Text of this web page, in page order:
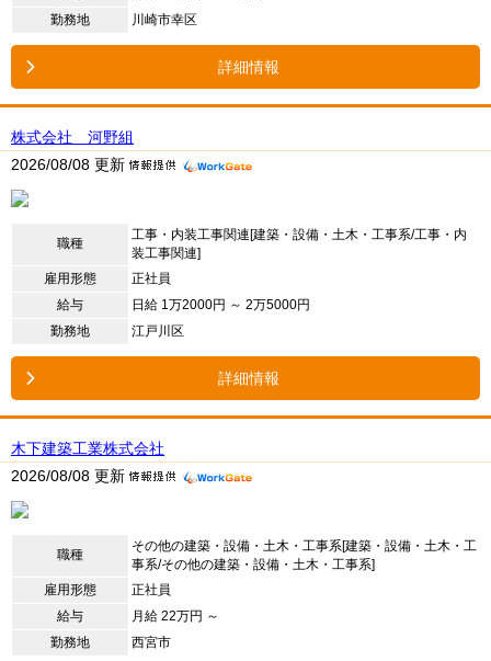
勤務地
川崎市幸区
詳細情報
株式会社 河野組
2026/08/08 更新
職種
工事・内装工事関連[建築・設備・土木・工事系/工事・内
装工事関連]
雇用形態
正社員
給与
日給 1万2000円 ～ 2万5000円
勤務地
江戸川区
詳細情報
木下建築工業株式会社
2026/08/08 更新
職種
その他の建築・設備・土木・工事系[建築・設備・土木・工
事系/その他の建築・設備・土木・工事系]
雇用形態
正社員
給与
月給 22万円 ～
勤務地
西宮市